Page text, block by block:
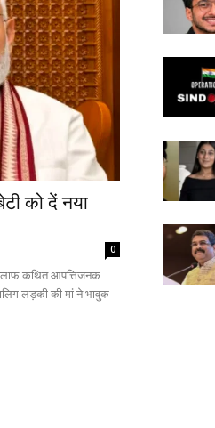
को दें नया
0
कथित आपत्तिजनक
लड़की की मां ने भावुक